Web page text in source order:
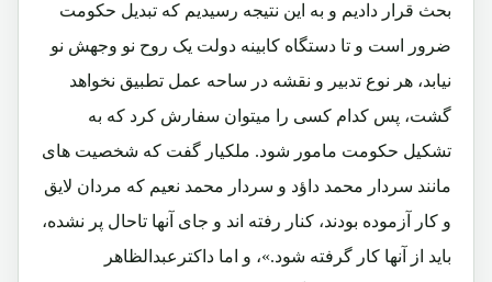
بحث قرار دادیم و به این نتیجه رسیدیم که تبدیل حکومت
ضرور است و تا دستگاه کابینه دولت یک روح نو وجهش نو
نیابد، هر نوع تدبیر و نقشه در ساحه عمل تطبیق نخواهد
گشت، پس کدام کسی را میتوان سفارش کرد که به
تشکیل حکومت مامور شود. ملکیار گفت که شخصیت های
مانند سردار محمد داؤد و سردار محمد نعیم که مردان لایق
و کار آزموده بودند، کنار رفته اند و جای آنها تاحال پر نشده،
باید از آنها کار گرفته شود.»، و اما داکترعبدالظاهر